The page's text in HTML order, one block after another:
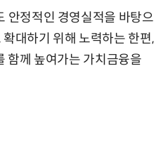
안정적인 경영실적을 바탕으
대하기 위해 노력하는 한편,
함께 높여가는 가치금융을